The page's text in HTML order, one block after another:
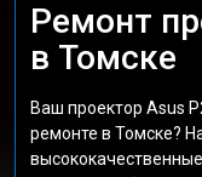
Ремонт
в Томске
Ваш проектор Asus
ремонте в Томске?